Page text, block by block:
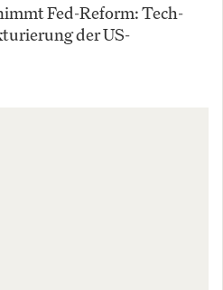
Fed-Reform: Tech-
der US-